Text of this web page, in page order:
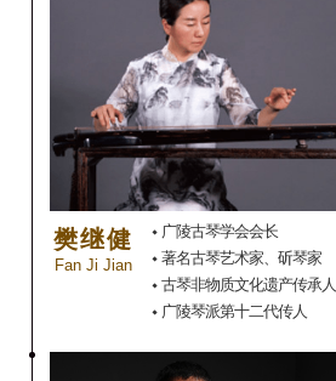
樊继健
Fan Ji Jian
广陵古琴学会会长
著名古琴艺术家、斫琴家
古琴非物质文化遗产传承人
广陵琴派第十二代传人